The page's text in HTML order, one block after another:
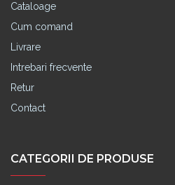
Cataloage
Cum comand
Livrare
Intrebari frecvente
Retur
Contact
CATEGORII DE PRODUSE